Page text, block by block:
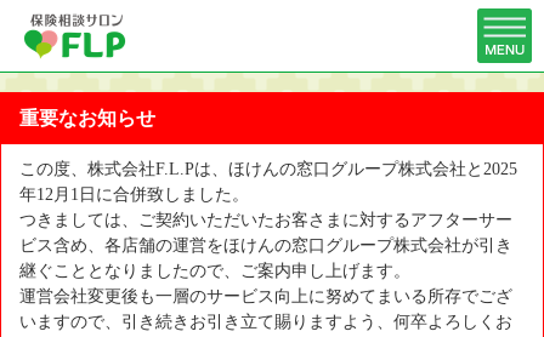
重要なお知らせ
この度、株式会社F.L.Pは、ほけんの窓口グループ株式会社と2025
年12月1日に合併致しました。
つきましては、ご契約いただいたお客さまに対するアフターサー
ビス含め、各店舗の運営をほけんの窓口グループ株式会社が引き
継ぐこととなりましたので、ご案内申し上げます。
運営会社変更後も一層のサービス向上に努めてまいる所存でござ
いますので、引き続きお引き立て賜りますよう、何卒よろしくお